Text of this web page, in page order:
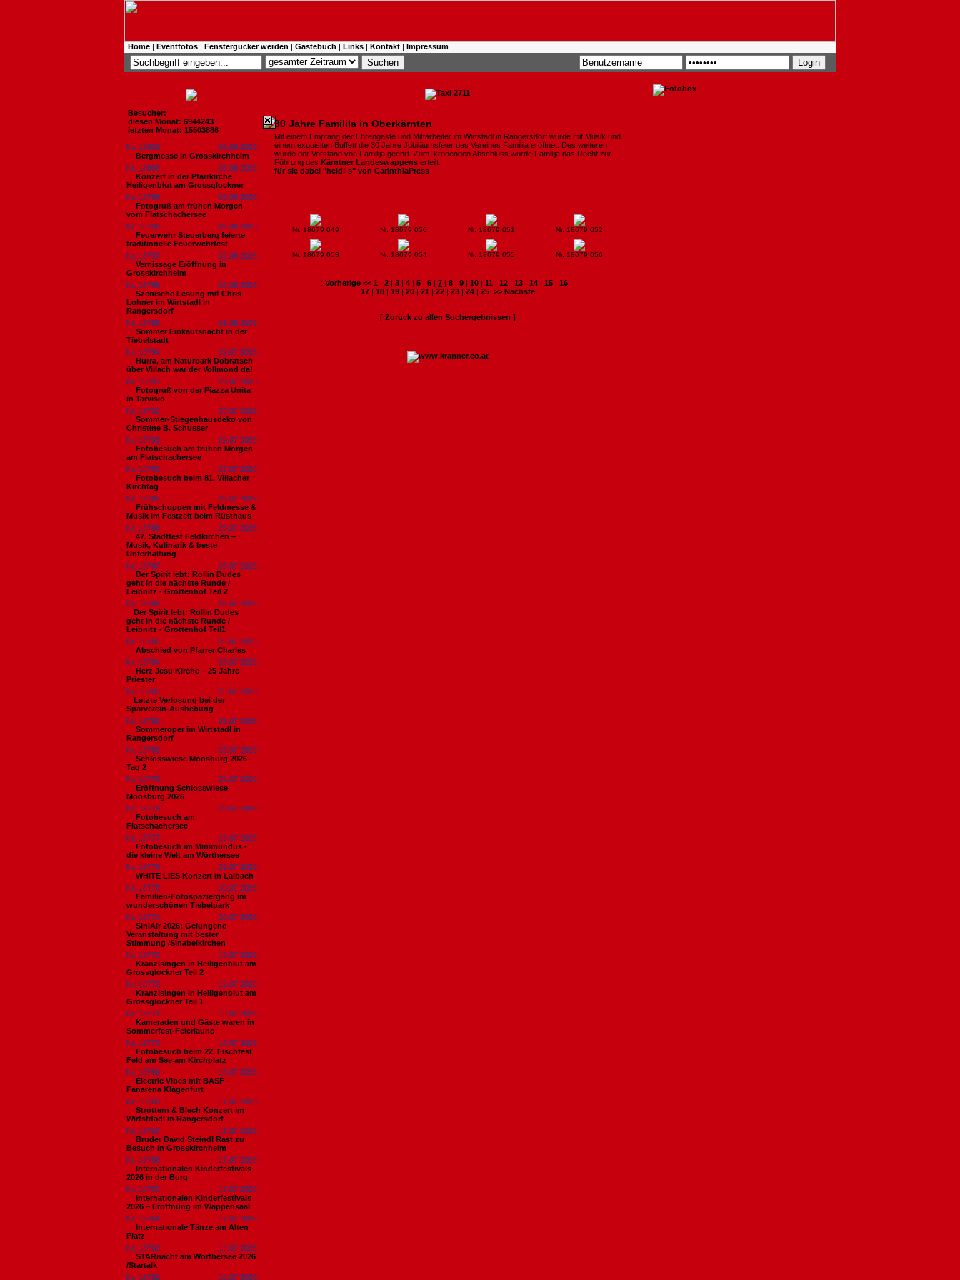
Home | Eventfotos | Fenstergucker werden | Gästebuch | Links | Kontakt | Impressum
Besucher:
diesen Monat: 6944243
letzten Monat: 15503886
Nr. 18801
06.08.2026
Bergmesse in Grosskirchheim
Nr. 18800
03.08.2026
Konzert in der Pfarrkirche
Heiligenblut am Grossglockner
Nr. 18799
03.08.2026
Fotogruß am frühen Morgen
vom Flatschachersee
Nr. 18798
02.08.2026
Feuerwehr Steuerberg feierte
traditionelle Feuerwehrfest
Nr. 18797
02.08.2026
Vernissage Eröffnung in
Grosskirchheim
Nr. 18796
02.08.2026
Szenische Lesung mit Chris
Lohner im Wirtstadl in
Rangersdorf
Nr. 18795
01.08.2026
Sommer Einkaufsnacht in der
Tiebelstadt
Nr. 18794
29.07.2026
Hurra, am Naturpark Dobratsch
über Villach war der Vollmond da!
Nr. 18793
29.07.2026
Fotogruß von der Piazza Unita
in Tarvisio
Nr. 18792
29.07.2026
Sommer-Stiegenhausdeko von
Christine B. Schusser
Nr. 18791
29.07.2026
Fotobesuch am frühen Morgen
am Flatschachersee
Nr. 18790
27.07.2026
Fotobesuch beim 81. Villacher
Kirchtag
Nr. 18789
26.07.2026
Frühschoppen mit Feldmesse &
Musik im Festzelt beim Rüsthaus
Nr. 18788
26.07.2026
47. Stadtfest Feldkirchen –
Musik, Kulinarik & beste
Unterhaltung
Nr. 18787
26.07.2026
Der Spirit lebt: Rollin Dudes
geht in die nächste Runde /
Leibnitz - Grottenhof Teil 2
Nr. 18786
26.07.2026
​Der Spirit lebt: Rollin Dudes
geht in die nächste Runde /
Leibnitz - Grottenhof Teil1
Nr. 18785
26.07.2026
Abschied von Pfarrer Charles
Nr. 18784
26.07.2026
Herz Jesu Kirche – 25 Jahre
Priester
Nr. 18783
25.07.2026
​Letzte Verlosung bei der
Sparverein-Aushebung
Nr. 18782
25.07.2026
Sommeroper im Wirtstadl in
Rangersdorf
Nr. 18780
25.07.2026
Schlosswiese Moosburg 2026 -
Tag 2
Nr. 18779
24.07.2026
Eröffnung Schlosswiese
Moosburg 2026
Nr. 18778
23.07.2026
Fotobesuch am
Flatschachersee
Nr. 18777
23.07.2026
Fotobesuch im Minimundus -
die kleine Welt am Wörthersee
Nr. 18776
22.07.2026
WHITE LIES Konzert in Laibach
Nr. 18775
20.07.2026
Familien-Fotospaziergang im
wunderschönen Tiebelpark
Nr. 18774
20.07.2026
SiniAir 2026: Gelungene
Veranstaltung mit bester
Stimmung /Sinabelkirchen
Nr. 18773
19.07.2026
Kranzlsingen in Heiligenblut am
Grossglockner Teil 2
Nr. 18772
19.07.2026
Kranzlsingen in Heiligenblut am
Grossglockner Teil 1
Nr. 18771
19.07.2026
Kameraden und Gäste waren in
Sommerfest-Feierlaune
Nr. 18770
18.07.2026
Fotobesuch beim 22. Fischfest
Feld am See am Kirchplatz
Nr. 18769
18.07.2026
Electric Vibes mit BASF -
Fanarena Klagenfurt
Nr. 18768
17.07.2026
Strottern & Blech Konzert im
Wirtstdadl in Rangersdorf
Nr. 18767
17.07.2026
Bruder David Steindl Rast zu
Besuch in Grosskirchheim
Nr. 18766
17.07.2026
Internationalen Kinderfestivals
2026 in der Burg
Nr. 18765
17.07.2026
Internationalen Kinderfestivals
2026 – Eröffnung im Wappensaal
Nr. 18764
17.07.2026
Internationale Tänze am Alten
Platz
Nr. 18763
14.07.2026
STARnacht am Wörthersee 2026
/Startalk
Nr. 18762
14.07.2026
30 Jahre Familila in Oberkärnten
Mit einem Empfang der Ehrengäste und Mittarbeiter im Wirtstadl in Rangersdorf wurde mit Musik und
einem exquisiten Buffett die 30 Jahre Jubiläumsfeier des Vereines Familija eröffnet. Des weiteren
wurde der Vorstand von Familija geehrt. Zum krönenden Abschluss wurde Familija das Recht zur
Führung des Kärntner Landeswappens erteilt.
für sie dabei "heidi-s" von CarinthiaPress
Nr. 18679 049 Nr. 18679 050 Nr. 18679 051 Nr. 18679 052
Nr. 18679 053 Nr. 18679 054 Nr. 18679 055 Nr. 18679 056
: Vorherige << 1 | 2 | 3 | 4 | 5 | 6 | 7 | 8 | 9 | 10 | 11 | 12 | 13 | 14 | 15 | 16 |
17| 18| 19| 20| 21 | 22| 23| 24| 25 >> Nächste
[ Zurück zu allen Suchergebnissen ]